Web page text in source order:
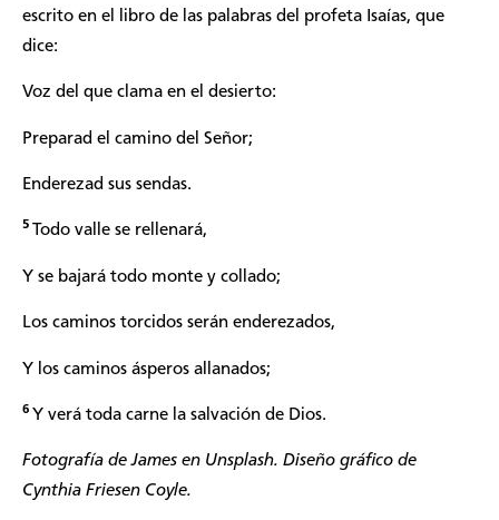
escrito en el libro de las palabras del profeta Isaías, que
dice:
Voz del que clama en el desierto:
Preparad el camino del Señor;
Enderezad sus sendas.
5 Todo valle se rellenará,
Y se bajará todo monte y collado;
Los caminos torcidos serán enderezados,
Y los caminos ásperos allanados;
6 Y verá toda carne la salvación de Dios.
Fotografía deJames en Unsplash. Diseño gráfico de
Cynthia Friesen Coyle.